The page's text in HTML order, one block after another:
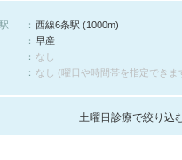
西線6条駅 (1000m)
早産
なし
なし (曜日や時間帯を指定できま
土曜日診療で絞り込